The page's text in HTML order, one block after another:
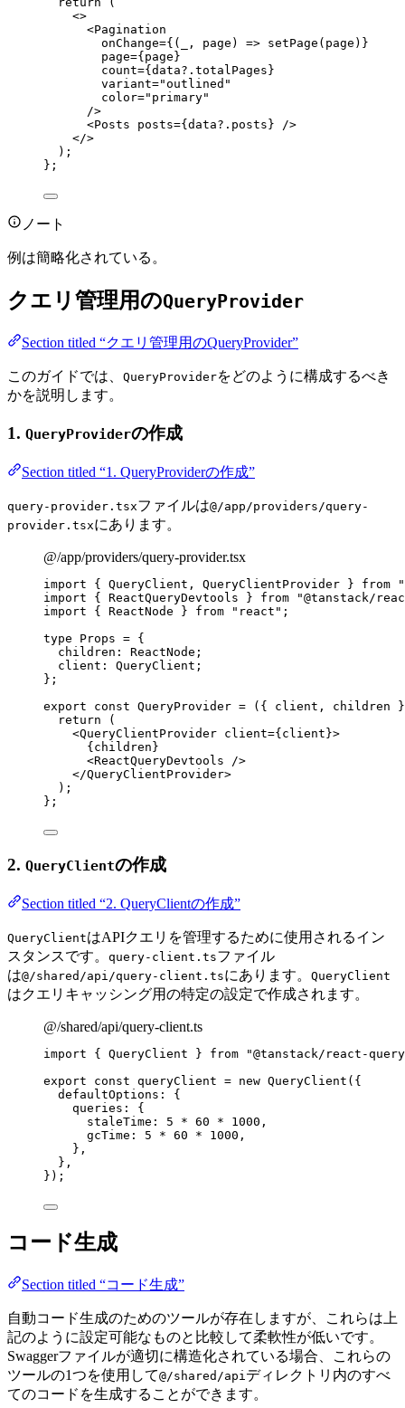
<>
<Pagination
onChange={ ( , page ) => setPage (page) }
page={ page }
count={ data?. totalPages }
variant="outlined "
color=" primary"
/>
<Posts posts={ data?. posts } />
</>
) ;
} ;
ノート
例は簡略化されている。
クエリ管理用のQueryProvider
Section titled “クエリ管理用のQueryProvider”
このガイドでは、 QueryProviderをどのように構成するべき
かを説明します。
1. QueryProviderの作成
Section titled “1. QueryProviderの作成”
query-provider.tsxファイルは@/app/providers/query-
provider.tsxにあります。
@/app/providers/query-provider.tsx
import { QueryClient, QueryClientProvider } from
"
import { ReactQueryDevtools } from "@tanstack/
import { ReactNode } from " react " ;
type Props = {
children : ReactNode ;
client : QueryClient ;
};
export const QueryProvider = ( { client , children }
return
(
<QueryClientProvider client={ client }>
{ children }
<ReactQueryDevtools />
</QueryClientProvider>
) ;
} ;
2. QueryClientの作成
Section titled “2. QueryClientの作成”
QueryClientはAPIクエリを管理するために使用されるイン
スタンスです。 query-client.tsファイル
は@/shared/api/query-client.tsにあります。 QueryClient
はクエリキャッシング用の特定の設定で作成されます。
@/shared/api/query-client.ts
import { QueryClient } from "@tanstack/react-query
export const queryClient = new QueryClient ( {
defaultOptions: {
queries: {
staleTime: 5 * 60 * 1000 ,
gcTime: 5 * 60 * 1000 ,
},
},
} );
コード生成
Section titled “コード生成”
自動コード生成のためのツールが存在しますが、これらは上
記のように設定可能なものと比較して柔軟性が低いです。
Swaggerファイルが適切に構造化されている場合、これらの
ツールの1つを使用して@/shared/apiディレクトリ内のすべ
てのコードを生成することができます。